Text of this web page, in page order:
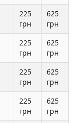
225
грн
625
грн
225
грн
625
грн
225
грн
625
грн
225
грн
625
грн